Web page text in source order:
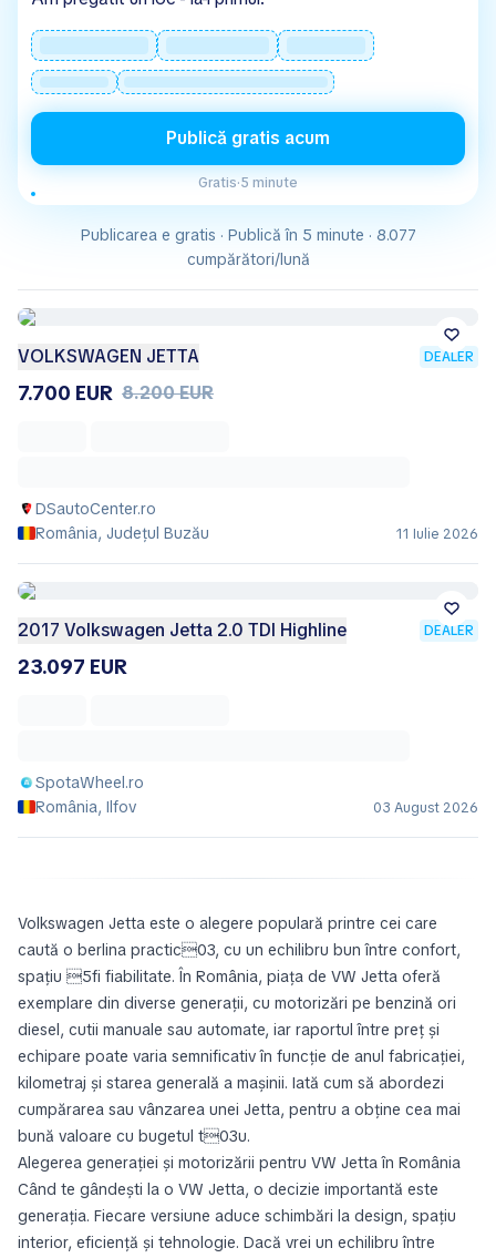
Publică gratis acum
Gratis·5 minute
Publicarea e gratis · Publică în 5 minute · 8.077
cumpărători/lună
VOLKSWAGEN JETTA DEALER
7.700 EUR 8.200 EUR
DSautoCenter.ro
România, Județul Buzău
11 Iulie 2026
2017 Volkswagen Jetta 2.0 TDI Highline DEALER
23.097 EUR
SpotaWheel.ro
România, Ilfov
03 August 2026
Volkswagen Jetta este o alegere populară printre cei care
caută o berlina practic03, cu un echilibru bun între confort,
spațiu 5fi fiabilitate. În România, piața de VW Jetta oferă
exemplare din diverse generații, cu motorizări pe benzină ori
diesel, cutii manuale sau automate, iar raportul între preț și
echipare poate varia semnificativ în funcție de anul fabricației,
kilometraj și starea generală a mașinii. Iată cum să abordezi
cumpărarea sau vânzarea unei Jetta, pentru a obține cea mai
bună valoare cu bugetul t03u.
Alegerea generației și motorizării pentru VW Jetta în România
Când te gândești la o VW Jetta, o decizie importantă este
generația. Fiecare versiune aduce schimbări la design, spațiu
interior, eficiență și tehnologie. Dacă vrei un echilibru între